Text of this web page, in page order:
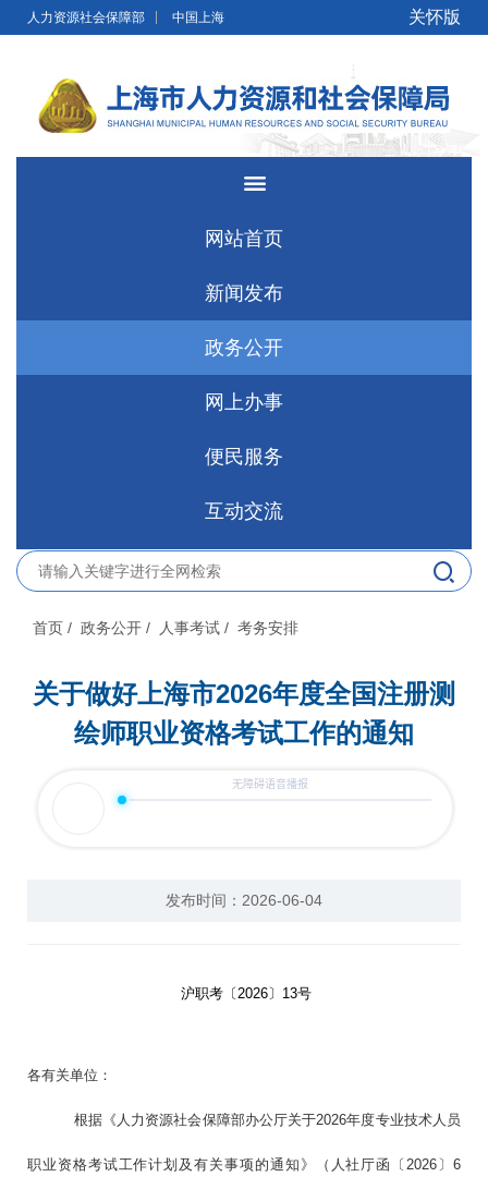
无障碍操作说明 跳转到网站导航区
人力资源社会保障部 中国上海 关怀版
网站首页
新闻发布
政务公开
网上办事
便民服务
互动交流
首页 / 政务公开 / 人事考试 / 考务安排
关于做好上海市2026年度全国注册测
绘师职业资格考试工作的通知
发布时间：2026-06-04
沪职考〔2026〕 13号
各有关单位：
根据《人力资源社会保障部办公厅关于2026年度专业技术人员
职业资格考试工作计划及有关事项的通知》（人社厅函〔2026〕6